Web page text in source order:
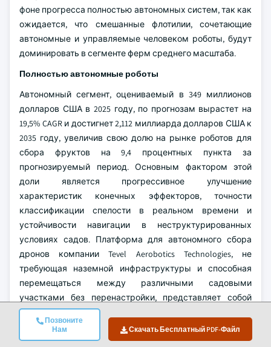
Позвоните
Нам
Скачать Бесплатный PDF-Файл
фоне прогресса полностью автономных систем, так как
ожидается, что смешанные флотилии, сочетающие
автономные и управляемые человеком роботы, будут
доминировать в сегменте ферм среднего масштаба.
Полностью автономные роботы
Автономный сегмент, оцениваемый в 349 миллионов
долларов США в 2025 году, по прогнозам вырастет на
19,5% CAGR и достигнет 2,112 миллиарда долларов США к
2035 году, увеличив свою долю на рынке роботов для
сбора фруктов на 9,4 процентных пункта за
прогнозируемый период. Основным фактором этой
доли является прогрессивное улучшение
характеристик конечных эффекторов, точности
классификации спелости в реальном времени и
устойчивости навигации в неструктурированных
условиях садов. Платформа для автономного сбора
дронов компании Tevel Aerobotics Technologies, не
требующая наземной инфраструктуры и способная
перемещаться между различными садовыми
участками без перенастройки, представляет собой
одну из коммерчески внедренных реализаций полной
автономии в операциях по сбору яблок и косточковых
культур. Платформа для сбора клубники от Dogtooth